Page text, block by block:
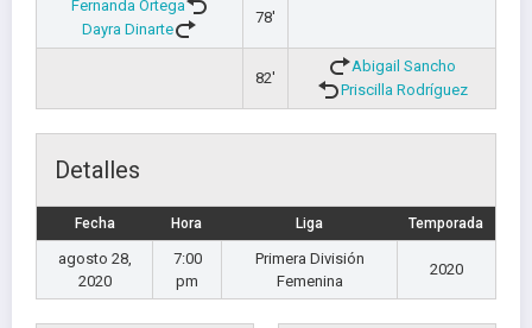
Fernanda Ortega
Dayra Dinarte
78'
82'
Abigail Sancho
Priscilla Rodríguez
Detalles
Fecha Hora Liga Temporada
agosto 28,
2020
7:00
pm
Primera División
Femenina
2020